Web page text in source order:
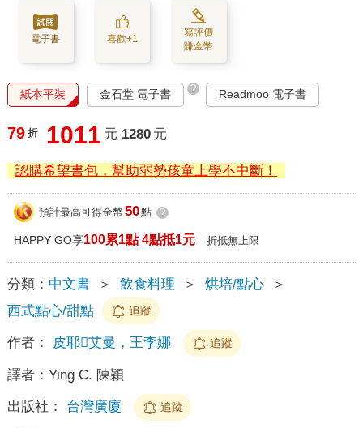
電子書 喜歡+1
寫評價
賺金幣
紙本平裝 金石堂 電子書 ? Readmoo 電子書
79 折 1011 元 1280 元
認購希望書包，幫助弱勢孩童上學不中斷！
預計最高可得金幣 50點 ?
HAPPY GO享100累1點 4點抵1元 折抵無上限
分類： 中文書 ＞ 飲食料理 ＞ 烘培/點心
＞
西式點心/甜點
追蹤
作者： 皮耶艾曼，王李娜 追蹤
譯者： Ying C. 陳穎
出版社： 台灣廣廈 追蹤